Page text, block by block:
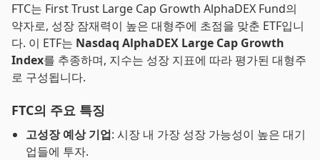
FTC는 First Trust Large Cap Growth AlphaDEX Fund의
약자로, 성장 잠재력이 높은 대형주에 초점을 맞춘 ETF입니
다. 이 ETF는 Nasdaq AlphaDEX Large Cap Growth
Index를 추종하며, 지수는 성장 지표에 따라 평가된 대형주
로 구성됩니다.
FTC의 주요 특징
고성장 예상 기업: 시장 내 가장 성장 가능성이 높은 대기
업들에 투자.